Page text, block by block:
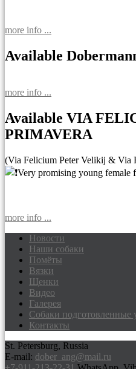
more info ...
Available
more info ...
Available VIA
PRIMAVERA
(Via Felicium Peter Velikij & Via
Very promising young female
more info ...
Доберманы
щенки добермана
Новости
Наши собаки
Помёты
Вязки
Щенки
Видео
Галерея
Собаки подготовленные
Контакты
St. Petersburg, Russia
E-mail: dober_ang@mail.ru